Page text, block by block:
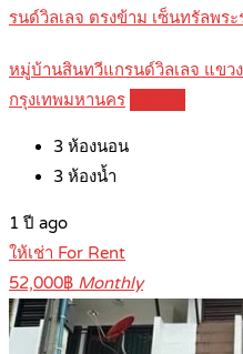
รนด์วิลเลจ ตรงข้าม เซ็นทรัลพร
หมู่บ้านสินทวีแกรนด์วิลเลจ แขว
กรุงเทพมหานคร
3 ห้องนอน
3 ห้องน้ำ
1 ปี ago
ให้เช่า For Rent
52,000฿ Monthly